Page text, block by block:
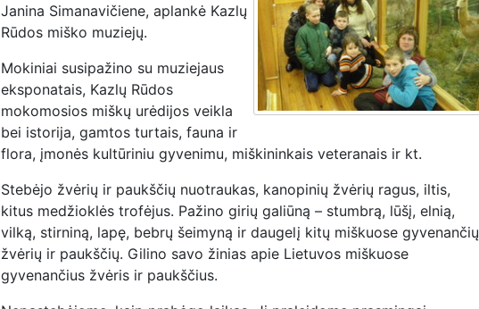
Janina Simanavičiene, aplankė Kazlų
Rūdos miško muziejų.
Mokiniai susipažino su muziejaus
eksponatais, Kazlų Rūdos
mokomosios miškų urėdijos veikla
bei istorija, gamtos turtais, fauna ir
flora, įmonės kultūriniu gyvenimu, miškininkais veteranais ir kt.
Stebėjo žvėrių ir paukščių nuotraukas, kanopinių žvėrių ragus, iltis,
kitus medžioklės trofėjus. Pažino girių galiūną – stumbrą, lūšį, elnią,
vilką, stirniną, lapę, bebrų šeimyną ir daugelį kitų miškuose gyvenančių
žvėrių ir paukščių. Gilino savo žinias apie Lietuvos miškuose
gyvenančius žvėris ir paukščius.